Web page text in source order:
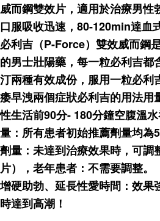
威而鋼雙效片，適用於治療男性
口服吸收迅速，80-120min達血
必利吉（P-Force）雙效威而鋼
的男士壯陽藥，每一粒必利吉都
汀兩種有效成份，服用一粒必利
痿早洩兩個症狀必利吉的用法用
性生活前90分- 180分鐘空腹溫
量：所有患者初始推薦劑量均為
劑量：未達到治療效果時，可調
片），老年患者：不需要調整。
增硬助勃、延長性愛時間：效果
時達到高潮！